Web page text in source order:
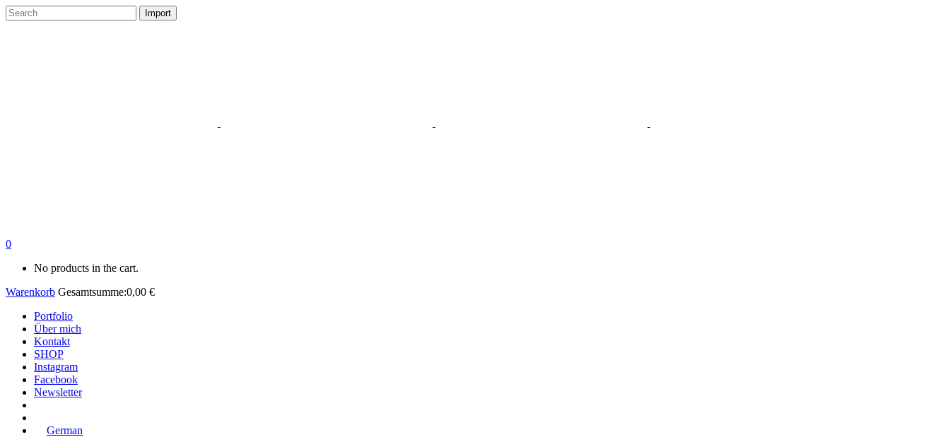
0
No products in the cart.
Warenkorb Gesamtsumme:0,00 €
Portfolio
Über mich
Kontakt
SHOP
Instagram
Facebook
Newsletter
German